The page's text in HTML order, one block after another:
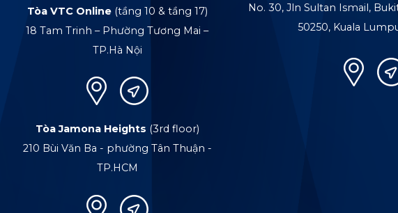
Tòa VTC Online(tầng 10 & tầng 17)
18 Tam Trinh – Phường Tương Mai –
TP.Hà Nội
Tòa Jamona Heights (3rd floor)
210 Bùi Văn Ba - phường Tân Thuận -
TP.HCM
No. 30, Jln Sultan Ismail,
50250, Kuala